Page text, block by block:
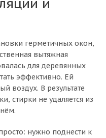
герметичных окон,
вытяжная
для деревянных
эффективно. Ей
воздух. В результате
стирки не удаляется из
нужно поднести к